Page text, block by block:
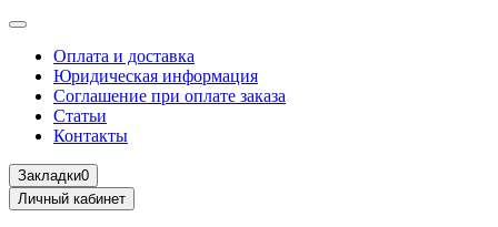
Оплата и доставка
Юридическая информация
Соглашение при оплате заказа
Статьи
Контакты
Закладки0
Личный кабинет